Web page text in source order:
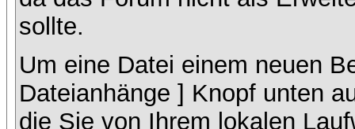
sollte.
Um eine Datei einem neuen
Dateianhänge ] Knopf unten
die Sie von Ihrem lokalen